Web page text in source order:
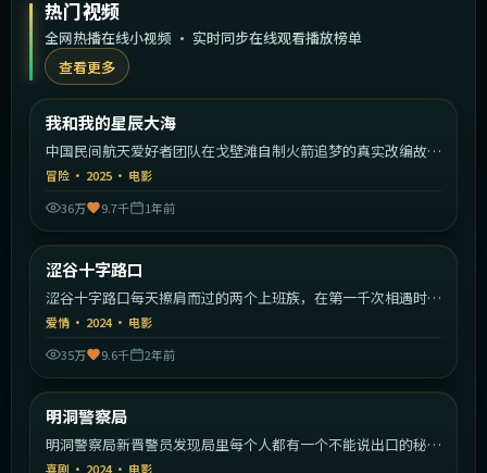
热门视频
全网热播在线小视频 · 实时同步在线观看播放榜单
查看更多
热门
我和我的星辰大海
中国民间航天爱好者团队在戈壁滩自制火箭追梦的真实改编故
事。
冒险 · 2025 · 电影
36万
9.7千 1年前
热门
涩谷十字路口
涩谷十字路口每天擦肩而过的两个上班族，在第一千次相遇时终
于停下。
爱情 · 2024· 电影
35万
9.6千 2年前
热门
明洞警察局
明洞警察局新晋警员发现局里每个人都有一个不能说出口的秘
密。
喜剧 · 2024· 电影